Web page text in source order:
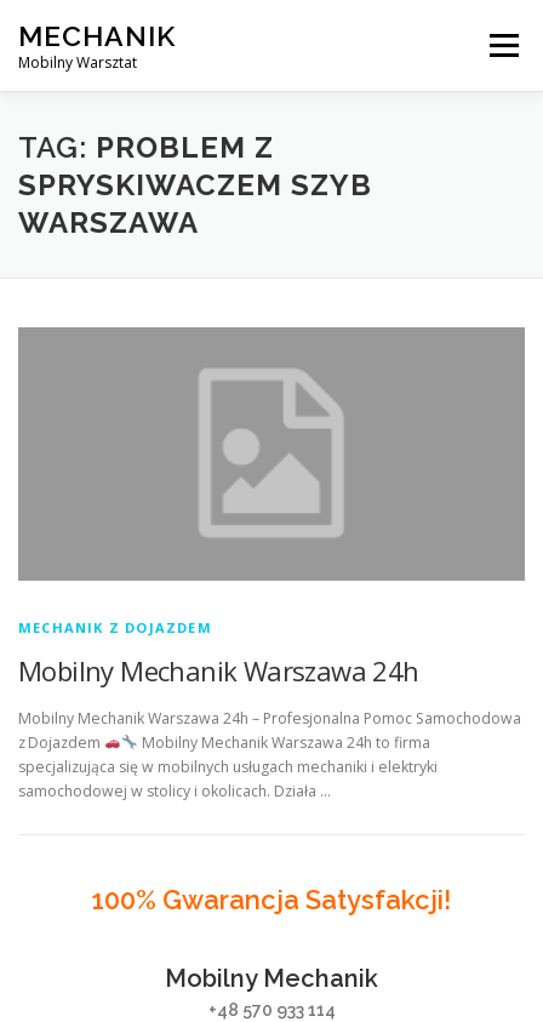
content
MECHANIK
Mobilny Warsztat
Menu
MOBILNY MECHANIK ELEKTRYK SAMOCHODOWY
BLOG KONTAKT
TAG: PROBLEM Z
SPRYSKIWACZEM SZYB
WARSZAWA
MECHANIK Z DOJAZDEM
Mobilny Mechanik Warszawa 24h
Mobilny Mechanik Warszawa 24h – Profesjonalna Pomoc Samochodowa
z Dojazdem
Mobilny Mechanik Warszawa 24h to firma
specjalizująca się w mobilnych usługach mechaniki i elektryki
samochodowej w stolicy i okolicach. Działa …
100% Gwarancja Satysfakcji!
Mobilny Mechanik
+48 570 933 114